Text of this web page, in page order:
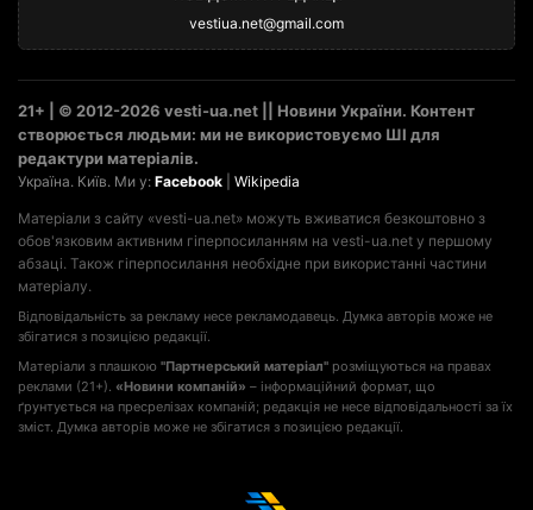
vestiua.net@gmail.com
21+ | © 2012-2026 vesti-ua.net || Новини України. Контент
створюється людьми: ми не використовуємо ШІ для
редактури матеріалів.
Україна. Київ. Ми у: Facebook Wikipedia
Матеріали з сайту «vesti-ua.net» можуть вживатися безкоштовно з
обов'язковим активним гіперпосиланням на vesti-ua.net у першому
абзаці. Також гіперпосилання необхідне при використанні частини
матеріалу.
Відповідальність за рекламу несе рекламодавець. Думка авторів може не
збігатися з позицією редакції.
Матеріали з плашкою "Партнерський матеріал" розміщуються на правах
реклами (21+). «Новини компаній» – інформаційний формат, що
ґрунтується на пресрелізах компаній; редакція не несе відповідальності за їх
зміст. Думка авторів може не збігатися з позицією редакції.